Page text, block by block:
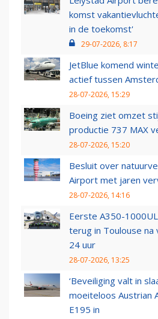
komst
in de toekomst'
29-07-2026, 8:17
JetBlue komend
actief tussen
28-07-2026, 15:29
Boeing ziet omzet
productie 737 MAX
28-07-2026, 15:20
Besluit over
Airport met jaren
28-07-2026, 14:16
Eerste A350-
terug in Toulouse na
24 uur
28-07-2026, 13:25
‘Beveiliging valt in
moeiteloos Austrian
E195 in